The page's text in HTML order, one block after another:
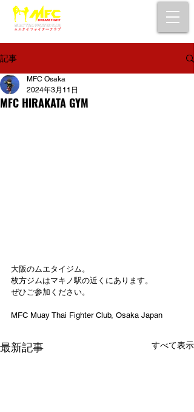
記事
MFC HIRAKATA GYM
MFC Osaka
2024年3月11日
大阪のムエタイジム。
枚方ジムはマキノ駅の近くにあります。
ぜひご参加ください。
MFC Muay Thai Fighter Club, Osaka Japan
最新記事 すべて表示